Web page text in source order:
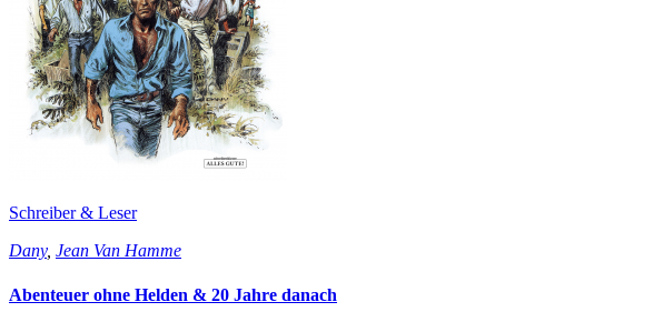
Schreiber & Leser
Dany, Jean Van Hamme
Abenteuer ohne Helden & 20 Jahre danach